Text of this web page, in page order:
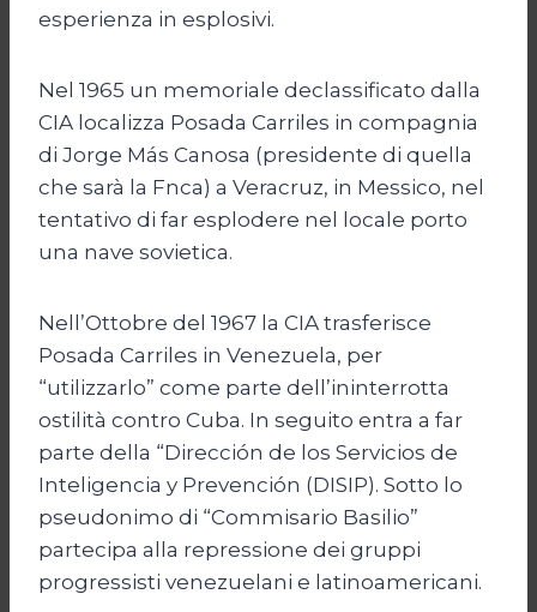
esperienza in esplosivi.
Nel 1965 un memoriale declassificato dalla
CIA localizza Posada Carriles in compagnia
di Jorge Más Canosa (presidente di quella
che sarà la Fnca) a Veracruz, in Messico, nel
tentativo di far esplodere nel locale porto
una nave sovietica.
Nell’Ottobre del 1967 la CIA trasferisce
Posada Carriles in Venezuela, per
“utilizzarlo” come parte dell’ininterrotta
ostilità contro Cuba. In seguito entra a far
parte della “Dirección de los Servicios de
Inteligencia y Prevención (DISIP). Sotto lo
pseudonimo di “Commisario Basilio”
partecipa alla repressione dei gruppi
progressisti venezuelani e latinoamericani.